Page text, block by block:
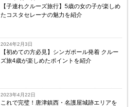
【子連れクルーズ旅行】5歳の女の子が楽しめ
たコスタセレーナの魅力を紹介
2024年2月3日
【初めての方必見】シンガポール発着 クルー
ズ旅4歳が楽しめたポイントを紹介
2023年4月22日
これで完璧！唐津鎮西・名護屋城跡エリアを